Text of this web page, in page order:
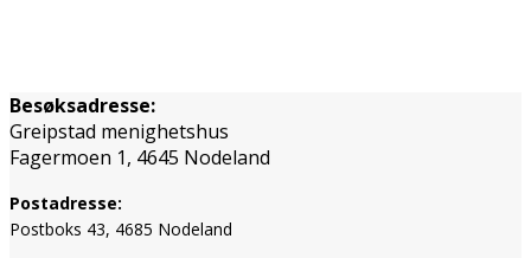
Besøksadresse:
Greipstad menighetshus
Fagermoen 1, 4645 Nodeland
Postadresse:
Postboks 43, 4685 Nodeland